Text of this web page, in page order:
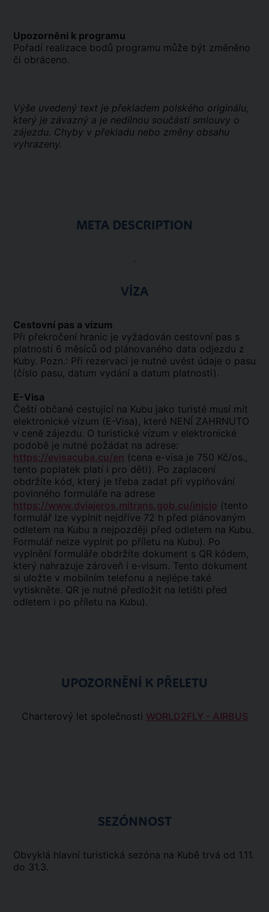
Upozornění k programu
Pořadí realizace bodů programu může být změněno
či obráceno.
Výše uvedený text je překladem polského originálu,
který je závazný a je nedílnou součástí smlouvy o
zájezdu. Chyby v překladu nebo změny obsahu
vyhrazeny.
META DESCRIPTION
.
VÍZA
Cestovní pas a vízum
Při překročení hranic je vyžadován cestovní pas s
platností 6 měsíců od plánovaného data odjezdu z
Kuby. Pozn.: Při rezervaci je nutné uvést údaje o pasu
(číslo pasu, datum vydání a datum platnosti).
E-Visa
Čeští občané cestující na Kubu jako turisté musí mít
elektronické vízum (E-Visa), které NENÍ ZAHRNUTO
v ceně zájezdu. O turistické vízum v elektronické
podobě je nutné požádat na adrese:
https://evisacuba.cu/en (cena e-visa je 750 Kč/os.,
tento poplatek platí i pro děti). Po zaplacení
obdržíte kód, který je třeba zadat při vyplňování
povinného formuláře na adrese
https://www.dviajeros.mitrans.gob.cu/inicio (tento
formulář lze vyplnit nejdříve 72 h před plánovaným
odletem na Kubu a nejpozději před odletem na Kubu.
Formulář nelze vyplnit po příletu na Kubu). Po
vyplnění formuláře obdržíte dokument s QR kódem,
který nahrazuje zároveň i e-visum. Tento dokument
si uložte v mobilním telefonu a nejlépe také
vytiskněte. QR je nutné předložit na letišti před
odletem i po příletu na Kubu).
UPOZORNĚNÍ K PŘELETU
Charterový let společnosti WORLD2FLY - AIRBUS
SEZÓNNOST
Obvyklá hlavní turistická sezóna na Kubě trvá od 1.11.
do 31.3.